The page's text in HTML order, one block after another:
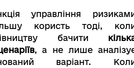
управління
користь тоді,
бачити
, а не лише
варіант.